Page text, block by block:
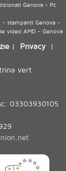
Genova - Pc
- stampanti Genova -
video AMD - Genova
| Privacy|
vert
03303930105